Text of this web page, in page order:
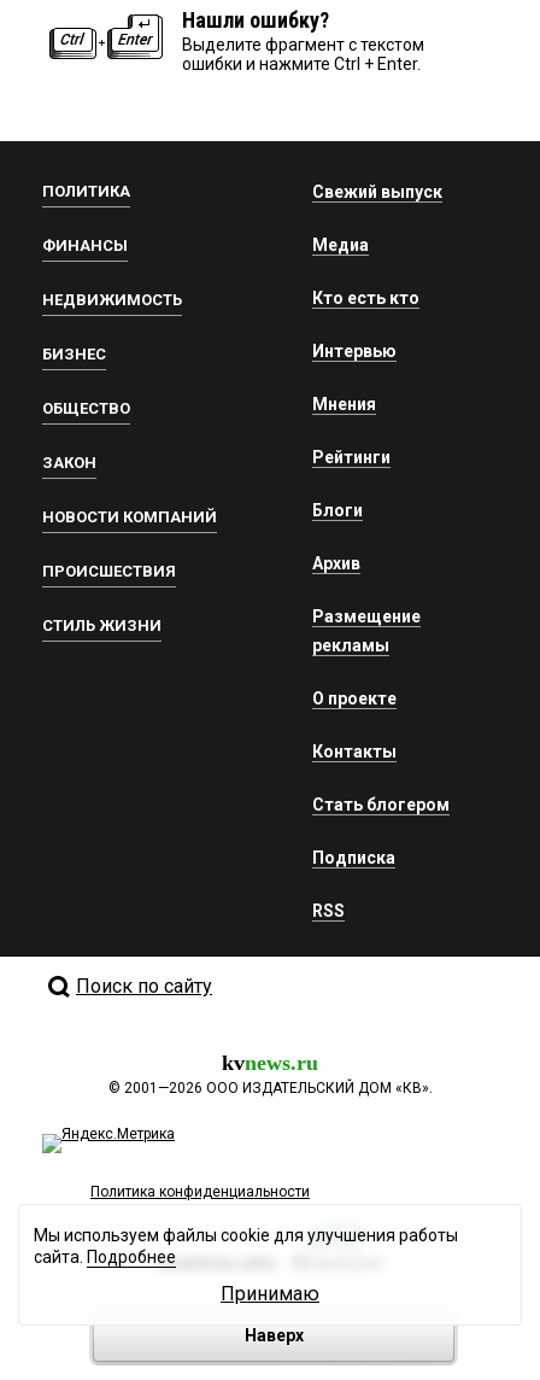
Нашли ошибку?
Выделите фрагмент с текстом
ошибки и нажмите Ctrl + Enter.
ПОЛИТИКА
ФИНАНСЫ
НЕДВИЖИМОСТЬ
БИЗНЕС
ОБЩЕСТВО
ЗАКОН
НОВОСТИ КОМПАНИЙ
ПРОИСШЕСТВИЯ
СТИЛЬ ЖИЗНИ
Свежий выпуск
Медиа
Кто есть кто
Интервью
Мнения
Рейтинги
Блоги
Архив
Размещение
рекламы
О проекте
Контакты
Стать блогером
Подписка
RSS
Поиск по сайту
kvnews.ru
© 2001—2026 ООО ИЗДАТЕЛЬСКИЙ ДОМ «КВ».
Политика конфиденциальности
Разработка сайта
Наверх
Мы используем файлы cookie для улучшения работы
сайта. Подробнее
Принимаю